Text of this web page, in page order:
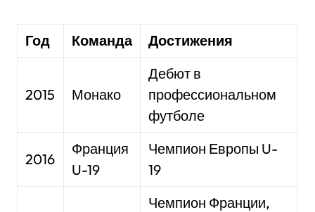
Год Команда Достижения
2015 Монако
Дебют в
профессиональном
футболе
2016
Франция
U-19
Чемпион Европы U-
19
Чемпион Франции,